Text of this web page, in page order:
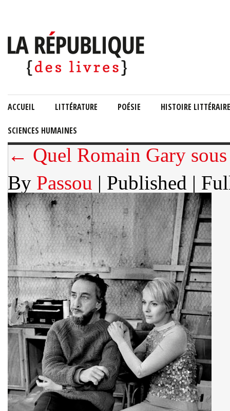
ACCUEIL LITTÉRATURE POÉSIE HISTOIRE LITTÉRAIRE
SCIENCES HUMAINES
← Quel Romain Gary sous
By Passou | Published |